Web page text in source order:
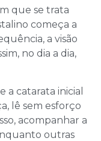
que se trata
começa a
a visão
no dia a dia,
a catarata inicial
lê sem esforço
acompanhar a
outras